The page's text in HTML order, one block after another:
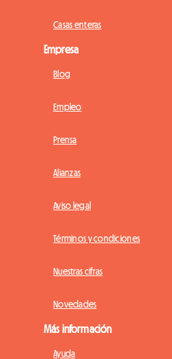
Casas enteras
Empresa
Blog
Empleo
Prensa
Alianzas
Aviso legal
Términos y condiciones
Nuestras cifras
Novedades
Más información
Ayuda